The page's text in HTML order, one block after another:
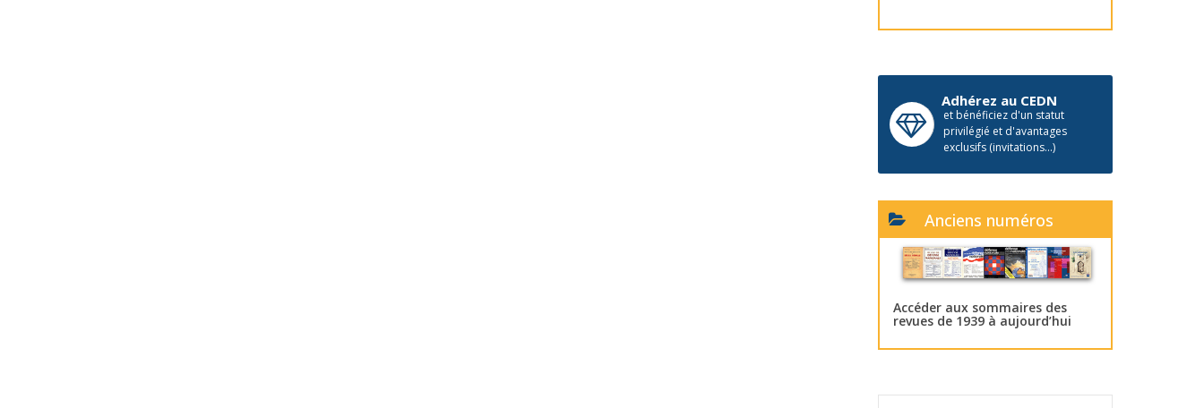
Adhérez au CEDN
et bénéficiez d'un statut
privilégié et d'avantages
exclusifs (invitations...)
Anciens numéros
Accéder aux sommaires des
revues de 1939 à aujourd’hui